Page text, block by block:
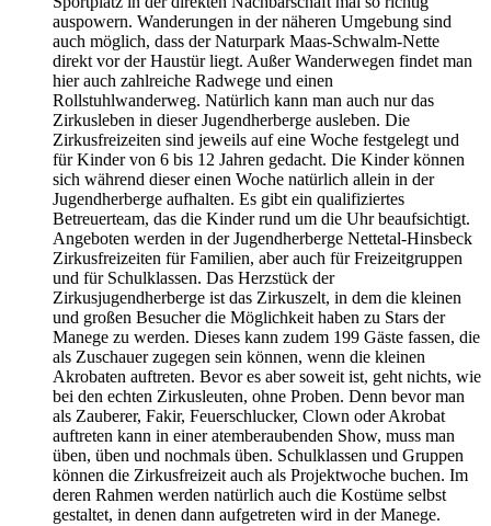
auspowern. Wanderungen in der näheren Umgebung sind
auch möglich, dass der Naturpark Maas-Schwalm-Nette
direkt vor der Haustür liegt. Außer Wanderwegen findet man
hier auch zahlreiche Radwege und einen
Rollstuhlwanderweg. Natürlich kann man auch nur das
Zirkusleben in dieser Jugendherberge ausleben. Die
Zirkusfreizeiten sind jeweils auf eine Woche festgelegt und
für Kinder von 6 bis 12 Jahren gedacht. Die Kinder können
sich während dieser einen Woche natürlich allein in der
Jugendherberge aufhalten. Es gibt ein qualifiziertes
Betreuerteam, das die Kinder rund um die Uhr beaufsichtigt.
Angeboten werden in der Jugendherberge Nettetal-Hinsbeck
Zirkusfreizeiten für Familien, aber auch für Freizeitgruppen
und für Schulklassen. Das Herzstück der
Zirkusjugendherberge ist das Zirkuszelt, in dem die kleinen
und großen Besucher die Möglichkeit haben zu Stars der
Manege zu werden. Dieses kann zudem 199 Gäste fassen, die
als Zuschauer zugegen sein können, wenn die kleinen
Akrobaten auftreten. Bevor es aber soweit ist, geht nichts, wie
bei den echten Zirkusleuten, ohne Proben. Denn bevor man
als Zauberer, Fakir, Feuerschlucker, Clown oder Akrobat
auftreten kann in einer atemberaubenden Show, muss man
üben, üben und nochmals üben. Schulklassen und Gruppen
können die Zirkusfreizeit auch als Projektwoche buchen. Im
deren Rahmen werden natürlich auch die Kostüme selbst
gestaltet, in denen dann aufgetreten wird in der Manege.